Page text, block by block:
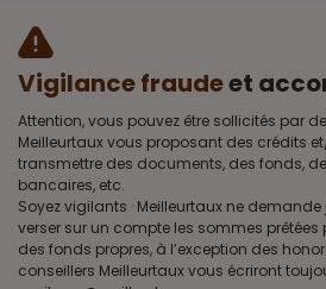
Vigilance fraudeet
Attention, vous pouvez être sollicités par
Meilleurtaux vous proposant des crédits
transmettre des documents, des fonds,
bancaires, etc.
Soyez vigilants · Meilleurtaux ne
verser sur un compte les sommes
des fonds propres, à l’exception des
conseillers Meilleurtaux vous écriront